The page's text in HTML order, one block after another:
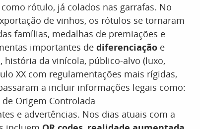
rótulo, já colados nas garrafas. No
de vinhos, os rótulos se tornaram
famílias, medalhas de premiações e
importantes de diferenciação e
da vinícola, público-alvo (luxo,
XX com regulamentações mais rígidas,
a incluir informações legais como:
Origem Controlada
e advertências. Nos dias atuais com a